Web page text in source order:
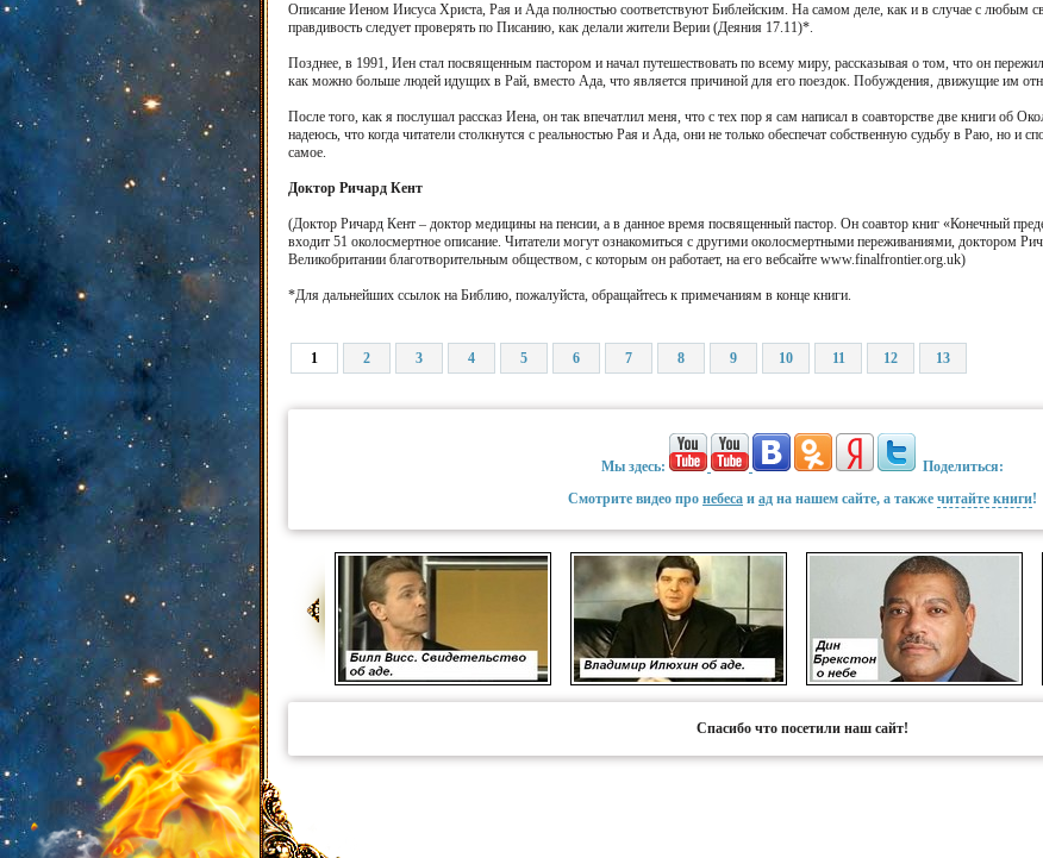
Описание Иеном Иисуса Христа, Рая и Ада полностью соответствуют Библейским. На самом деле, как и в случае с любым
правдивость следует проверять по Писанию, как делали жители Верии (Деяния 17.11)*.
Позднее, в 1991, Иен стал посвященным пастором и начал путешествовать по всему миру, рассказывая о том, что он
как можно больше людей идущих в Рай, вместо Ада, что является причиной для его поездок. Побуждения, движущие им
После того, как я послушал рассказ Иена, он так впечатлил меня, что с тех пор я сам написал в соавторстве две книги об
надеюсь, что когда читатели столкнутся с реальностью Рая и Ада, они не только обеспечат собственную судьбу в Раю, но и
самое.
Доктор Ричард Кент
(Доктор Ричард Кент – доктор медицины на пенсии, а в данное время посвященный пастор. Он соавтор книг «Конечный
входит 51 околосмертное описание. Читатели могут ознакомиться с другими околосмертными переживаниями, доктором
Великобритании благотворительным обществом, с которым он работает, на его вебсайте www.finalfrontier.org.uk)
*Для дальнейших ссылок на Библию, пожалуйста, обращайтесь к примечаниям в конце книги.
1 2 3 4 5 6 7 8 9 10 11 12 13
Мы здесь:
Поделиться:
Смотрите видео про небеса и ад на нашем сайте, а также читайте книги!
Спасибо что посетили наш сайт!